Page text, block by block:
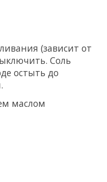
(зависит от
Соль
остыть до